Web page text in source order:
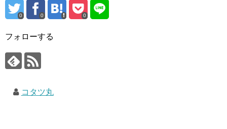
0 0 0
フォローする
コタツ丸